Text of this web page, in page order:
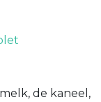
de kaneel,